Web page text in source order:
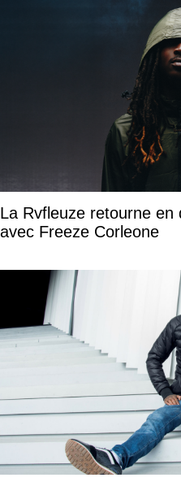
La Rvfleuze retourne
avec Freeze Corleone